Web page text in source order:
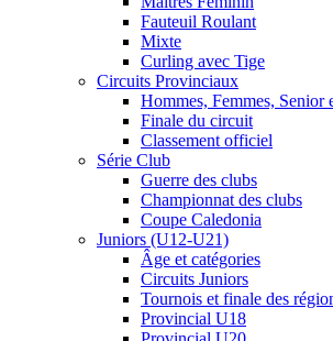
Fauteuil Roulant
Mixte
Curling avec Tige
Circuits Provinciaux
Hommes, Femmes, Senior
Finale du circuit
Classement officiel
Série Club
Guerre des clubs
Championnat des clubs
Coupe Caledonia
Juniors (U12-U21)
Âge et catégories
Circuits Juniors
Tournois et finale des
Provincial U18